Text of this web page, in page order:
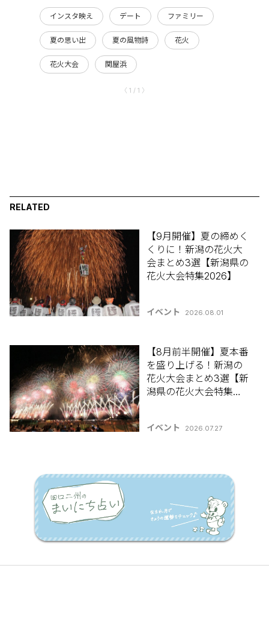
インスタ映え デート ファミリー
夏の思い出 夏の風物詩 花火
花火大会 関屋浜
〈 1 / 1 〉
RELATED
【9月開催】夏の締めく
くりに！新潟の花火大
会まとめ3選【新潟県の
花火大会特集2026】
イベント 2026.08.01
【8月前半開催】夏本番
を盛り上げる！新潟の
花火大会まとめ3選【新
潟県の花火大会特集
イベント 2026.07.27